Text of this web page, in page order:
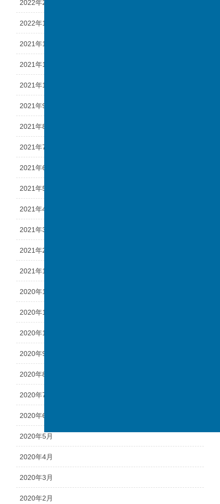
2022年2月
2022年1月
2021年12月
2021年11月
2021年10月
2021年9月
2021年8月
2021年7月
2021年6月
2021年5月
2021年4月
2021年3月
2021年2月
2021年1月
2020年12月
2020年11月
2020年10月
2020年9月
2020年8月
2020年7月
2020年6月
2020年5月
2020年4月
2020年3月
2020年2月